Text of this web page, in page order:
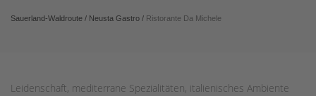
Sauerland-Waldroute / Neusta Gastro / Ristorante Da Michele
Leidenschaft, mediterrane Spezialitäten, italienisches Ambiente